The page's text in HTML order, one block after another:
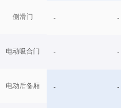
侧滑门
电动吸合门
电动后备厢
- -
- -
- -